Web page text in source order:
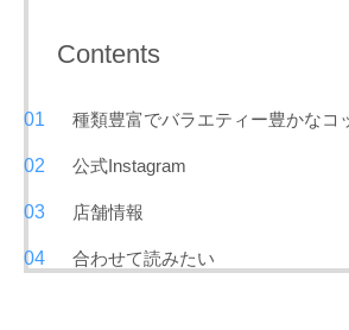
Contents
種類豊富でバラエティー豊かなコ
公式Instagram
店舗情報
合わせて読みたい